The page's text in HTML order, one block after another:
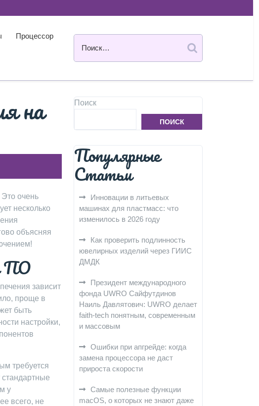
Процессор
на
очень
несколько
объясняя
ПО
зависит
проще в
быть
настройки,
требуется
у
всего, не
Поиск
ПОИСК
Популярные
Статьи
Инновации в литьевых
машинах для пластмасс: что
изменилось в 2026 году
Как проверить подлинность
ювелирных изделий через ГИИС
ДМДК
Президент международного
фонда UWRO Сайфутдинов
Наиль Давлятович: UWRO делает
faith-tech понятным, современным
и массовым
Ошибки при апгрейде: когда
замена процессора не даст
прироста скорости
Самые полезные функции
macOS, о которых не знают даже